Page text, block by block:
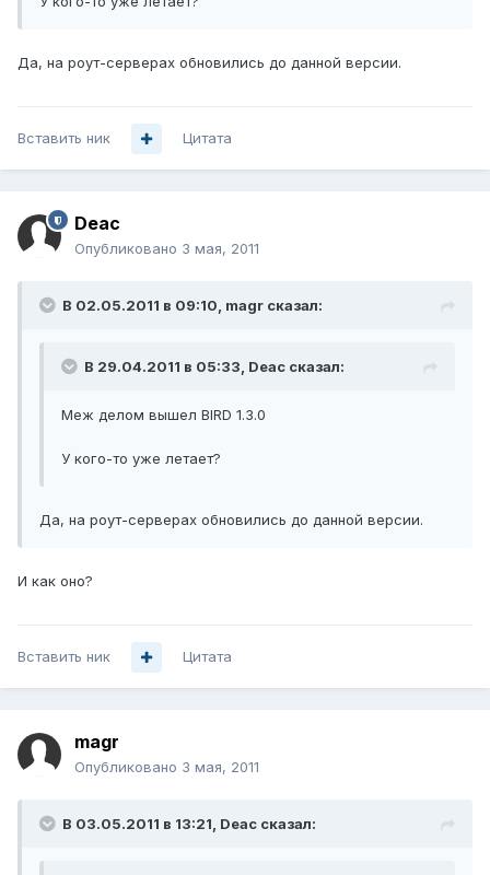
Да, на роут-серверах обновились до данной версии.
Вставить ник Цитата
Deac
Опубликовано 3 мая, 2011
В 02.05.2011 в 09:10, magr сказал:
В 29.04.2011 в 05:33, Deac сказал:
Меж делом вышел BIRD 1.3.0
У кого-то уже летает?
Да, на роут-серверах обновились до данной версии.
И как оно?
Вставить ник Цитата
magr
Опубликовано 3 мая, 2011
В 03.05.2011 в 13:21, Deac сказал: